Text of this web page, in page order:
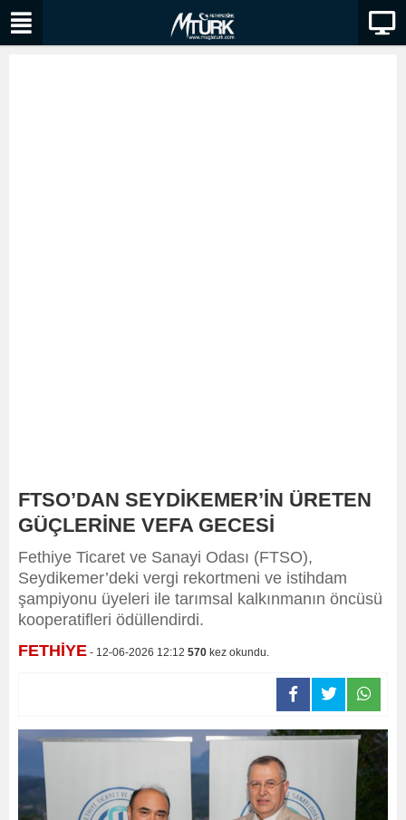
FTSO’DAN SEYDİKEMER’İN ÜRETEN
GÜÇLERİNE VEFA GECESİ
Fethiye Ticaret ve Sanayi Odası (FTSO),
Seydikemer’deki vergi rekortmeni ve istihdam
şampiyonu üyeleri ile tarımsal kalkınmanın öncüsü
kooperatifleri ödüllendirdi.
FETHİYE - 12-06-2026 12:12 570 kez okundu.